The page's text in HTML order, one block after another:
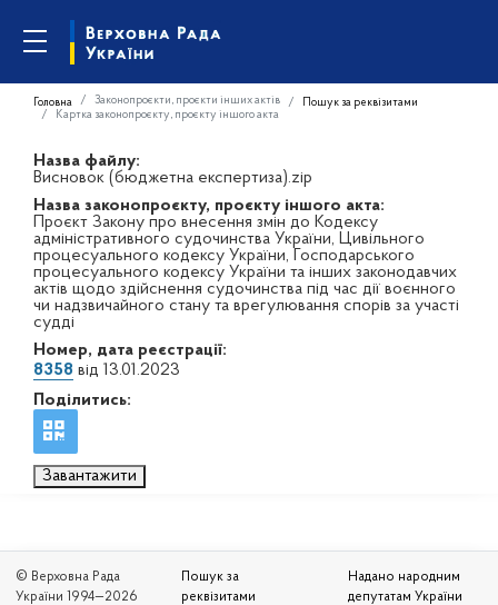
Головна Законопроєкти, проєкти інших актів
Пошук за реквізитами
Картка законопроєкту, проєкту іншого акта
Назва файлу:
Висновок (бюджетна експертиза).zip
Назва законопроєкту, проєкту іншого акта:
Проєкт Закону про внесення змін до Кодексу
адміністративного судочинства України, Цивільного
процесуального кодексу України, Господарського
процесуального кодексу України та інших законодавчих
актів щодо здійснення судочинства під час дії воєнного
чи надзвичайного стану та врегулювання спорів за участі
судді
Номер, дата реєстрації:
8358 від 13.01.2023
Поділитись:
Завантажити
© Верховна Рада
України 1994—2026
Пошук за
реквізитами
Надано народним
депутатам України